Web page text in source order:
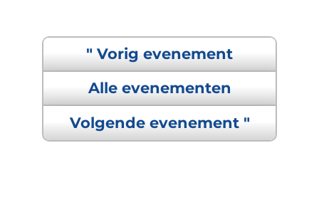
" Vorig evenement
Alle evenementen
Volgende evenement "